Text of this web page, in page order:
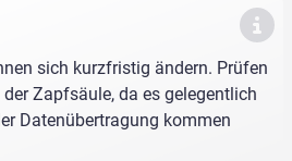
sich kurzfristig ändern. Prüfen
Zapfsäule, da es gelegentlich
Datenübertragung kommen